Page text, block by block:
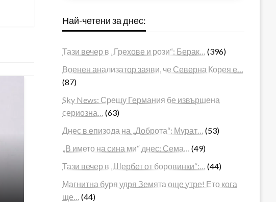
Най-четени за днес:
Тази вечер в „Грехове и рози“: Берак…
(396)
Военен анализатор заяви, че Северна Корея е…
(87)
Sky News: Срещу Германия бе извършена
сериозна…
(63)
Днес в епизода на „Доброта“: Мурат…
(53)
„В името на сина ми“ днес: Сема…
(49)
Тази вечер в „Шербет от боровинки“:…
(44)
Магнитна буря удря Земята още утре! Ето кога
ще…
(44)